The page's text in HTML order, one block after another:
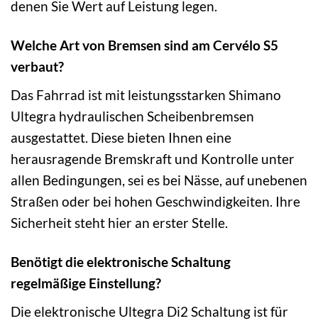
denen Sie Wert auf Leistung legen.
Welche Art von Bremsen sind am Cervélo S5
verbaut?
Das Fahrrad ist mit leistungsstarken Shimano
Ultegra hydraulischen Scheibenbremsen
ausgestattet. Diese bieten Ihnen eine
herausragende Bremskraft und Kontrolle unter
allen Bedingungen, sei es bei Nässe, auf unebenen
Straßen oder bei hohen Geschwindigkeiten. Ihre
Sicherheit steht hier an erster Stelle.
Benötigt die elektronische Schaltung
regelmäßige Einstellung?
Die elektronische Ultegra Di2 Schaltung ist für